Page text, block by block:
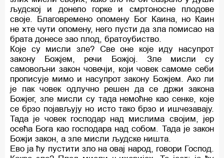
људској и донело горке и смртоносне плодове
своје. Благовремено опомену Бог Каина, но Каин
не хте чути опомену, него пусти да зла помисао на
брата донесе зао плод, братоубиство.
Које су мисли зле? Све оне које иду насупрот
закону Божјем, речи Божјој. Зле мисли су
самовољни закон човечји, који човек самоме себи
прописује мимо и насупрот закону Божјем. Ако ли
је пак човек одлучно решен да се држи закона
Божјег, зле мисли су тада немоћне као сенке, које
се брзо појављују но исто тако брзо и ишчезавају.
Тада је човек господар над мислима својим, јер
осећа Бога као господара над собом. Тада је закон
Божји закон, а зле мисли људске ништа.
Ево ја ћу пустити зло на овај народ, говори Господ.